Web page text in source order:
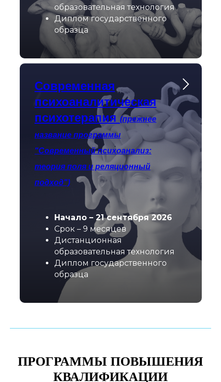
образовательная технология
Диплом государственного
образца
Современная
психоаналитическая
психотерапия (прежнее
название программы
"Современный психоанализ:
теория поля и реляционный
подход")
Начало – 21 сентября 2026
Срок – 9 месяцев
Дистанционная
образовательная технология
Диплом государственного
образца
ПРОГРАММЫ ПОВЫШЕНИЯ
КВАЛИФИКАЦИИ